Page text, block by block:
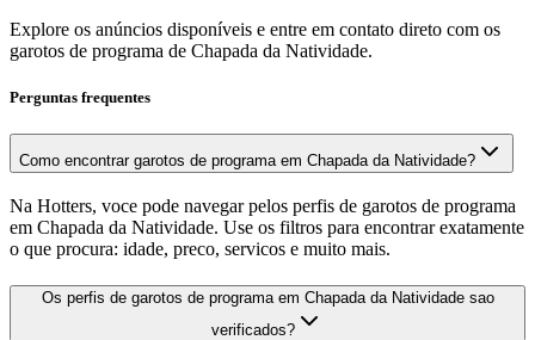
Explore os anúncios disponíveis e entre em contato direto com os
garotos de programa de Chapada da Natividade.
Perguntas frequentes
Como encontrar garotos de programa em Chapada da Natividade?
Na Hotters, voce pode navegar pelos perfis de garotos de programa
em Chapada da Natividade. Use os filtros para encontrar exatamente
o que procura: idade, preco, servicos e muito mais.
Os perfis de garotos de programa em Chapada da Natividade sao
verificados?